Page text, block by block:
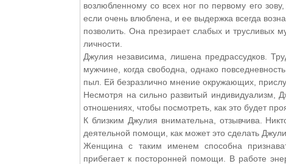
возлюбленному со всех ног по первому его
если очень влюблена, и ее выдержка всегда
позволить. Она презирает слабых и трусливых
личности.
Джулия независима, лишена предрассудков.
мужчине, когда свободна, однако
пыл. Ей безразлично мнение окружающих,
Несмотря на сильно развитый индивидуализм,
отношениях, чтобы посмотреть, как это будет
К близким Джулия внимательна, отзывчива.
деятельной помощи, как может это сделать
Женщина с таким именем способна
прибегает к посторонней помощи. В работе